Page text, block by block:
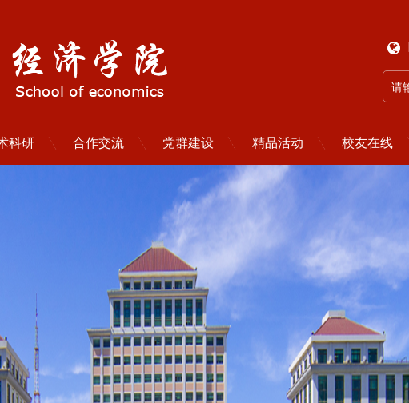
科研 合作交流 党群建设 精品活动 校友在线